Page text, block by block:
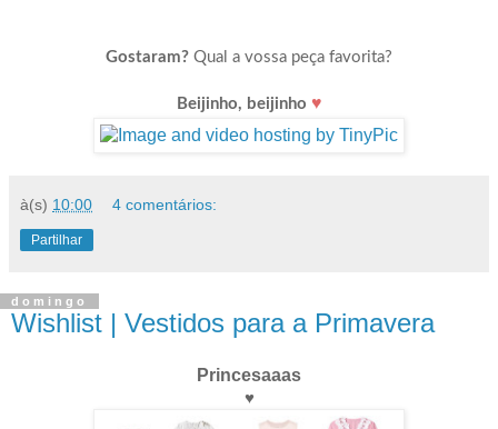
Gostaram? Qual a vossa peça favorita?
Beijinho, beijinho ♥
à(s) 10:00 4 comentários:
Partilhar
domingo
Wishlist | Vestidos para a Primavera
Princesaaas
♥